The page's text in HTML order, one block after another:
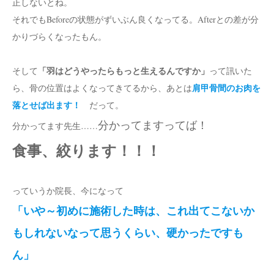
それでもBeforeの状態がずいぶん良くなってる。Afterとの差が分
かりづらくなったもん。
そして 「羽はどうやったらもっと生えるんですか」 って訊いた
ら、骨の位置はよくなってきてるから、あとは肩甲骨間のお肉を
落とせば出ます！
だって。
分かってます先生……分かってますってば！
食事、絞ります！！！
っていうか院長、今になって
「いや～初めに施術した時は、これ出てこないか
もしれないなって思うくらい、硬かったですも
ん」